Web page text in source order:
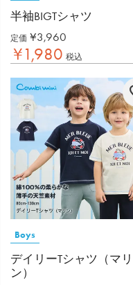
半袖BIGTシャツ
定価 ¥3,960
¥1,980 税込
Boys
デイリーTシャツ（マリ
ン）